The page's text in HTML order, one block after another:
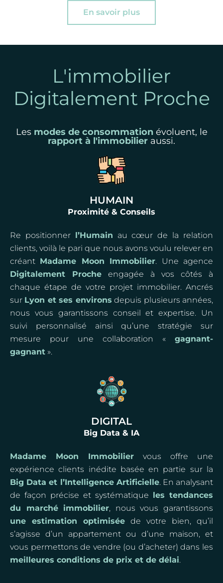
En savoir plus
L'immobilier
Digitalement Proche
Les modes de consommationévoluent, le
rapport à l'immobilier aussi.
HUMAIN
Proximité & Conseils
Re positionner l’Humain au cœur de la relation
clients, voilà le pari que nous avons voulu relever en
créant Madame Moon Immobilier. Une agence
Digitalement Proche engagée à vos côtés à
chaque étape de votre projet immobilier. Ancrés
sur Lyon et ses environs depuis plusieurs années,
nous vous garantissons conseil et expertise. Un
suivi personnalisé ainsi qu’une stratégie sur
mesure pour une collaboration « gagnant-
gagnant ».
DIGITAL
Big Data & IA
Madame Moon Immobilier vous offre une
expérience clients inédite basée en partie sur la
Big Data et l’Intelligence Artificielle. En analysant
de façon précise et systématique les tendances
du marché immobilier, nous vous garantissons
une estimation optimisée de votre bien, qu’il
s’agisse d’un appartement ou d’une maison, et
vous permettons de vendre (ou d’acheter) dans les
meilleures conditions de prix et de délai.